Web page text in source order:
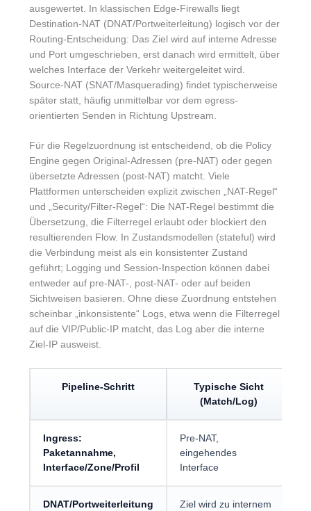
ausgewertet. In klassischen Edge-Firewalls liegt
Destination-NAT (DNAT/Portweiterleitung) logisch vor der
Routing-Entscheidung: Das Ziel wird auf interne Adresse
und Port umgeschrieben, erst danach wird ermittelt, über
welches Interface der Verkehr weitergeleitet wird.
Source-NAT (SNAT/Masquerading) findet typischerweise
später statt, häufig unmittelbar vor dem egress-
orientierten Senden in Richtung Upstream.
Für die Regelzuordnung ist entscheidend, ob die Policy
Engine gegen Original-Adressen (pre-NAT) oder gegen
übersetzte Adressen (post-NAT) matcht. Viele
Plattformen unterscheiden explizit zwischen „NAT-Regel“
und „Security/Filter-Regel“: Die NAT-Regel bestimmt die
Übersetzung, die Filterregel erlaubt oder blockiert den
resultierenden Flow. In Zustandsmodellen (stateful) wird
die Verbindung meist als ein konsistenter Zustand
geführt; Logging und Session-Inspection können dabei
entweder auf pre-NAT-, post-NAT- oder auf beiden
Sichtweisen basieren. Ohne diese Zuordnung entstehen
scheinbar „inkonsistente“ Logs, etwa wenn die Filterregel
auf die VIP/Public-IP matcht, das Log aber die interne
Ziel-IP ausweist.
Pipeline-Schritt
Typische Sicht
(Match/Log)
Ingress:
Paketannahme,
Interface/Zone/Profil
Pre-NAT,
eingehendes
Interface
DNAT/Portweiterleitung
Ziel wird zu internem